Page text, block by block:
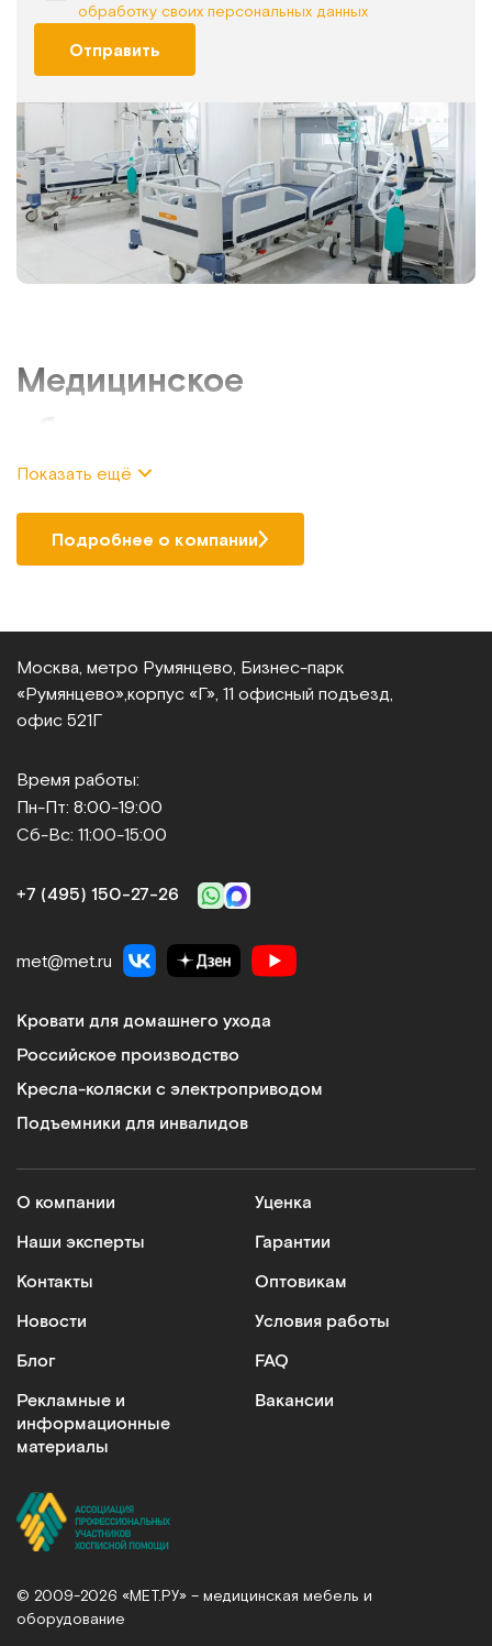
обработку своих персональных данных
Отправить
Медицинское
Если требуется купить медицинское оборудование по
выгодной цене и с гарантией качества, то обратите
внимание на ассортимент техники и приспособлений,
представленный в каталоге нашего интернет-магазина.
Ассортимент
Медицинские кровати и матрасы
Регулируемые секции, противопролежневые
механизмы управления делают мебель
Ортопедические матрасы обеспечивают
комфорт лежачим больным и минимизируют риск
каркас дает возможность размещать на кроватях
пациентов с большим весом, угол наклона ложа
регулируется, антибактериальное покрытие
микроорганизмов.
Модели оснащаются электрическим или ручным
приводом. На сайте представлены складные и
для реабилитации больных и ежедневного
применения. Преимущества: эргономичная
индивидуальная настройка под параметры
Подъемники для инвалидов
плавность перемещения больных, рассчитаны на
вес до 200 кг, просты в использовании
Показать ещё
Подробнее о компании
Москва, метро Румянцево, Бизнес‑парк
«Румянцево», корпус «Г», 11 офисный подъезд,
офис 521Г
Время работы:
Пн-Пт: 8:00-19:00
Сб-Вс: 11:00-15:00
+7 (495) 150‑27‑26
met@met.ru
Кровати для домашнего ухода
Российское производство
Кресла-коляски с электроприводом
Подъемники для инвалидов
О компании
Наши эксперты
Контакты
Новости
Блог
Рекламные и
информационные
материалы
Уценка
Гарантии
Оптовикам
Условия работы
FAQ
Вакансии
© 2009-2026 «МЕТ.РУ» – медицинская мебель и
оборудование